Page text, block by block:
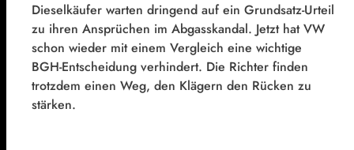
Dieselkäufer warten dringend auf ein Grundsatz-Urteil
zu ihren Ansprüchen im Abgasskandal. Jetzt hat VW
schon wieder mit einem Vergleich eine wichtige
BGH-Entscheidung verhindert. Die Richter finden
trotzdem einen Weg, den Klägern den Rücken zu
stärken.